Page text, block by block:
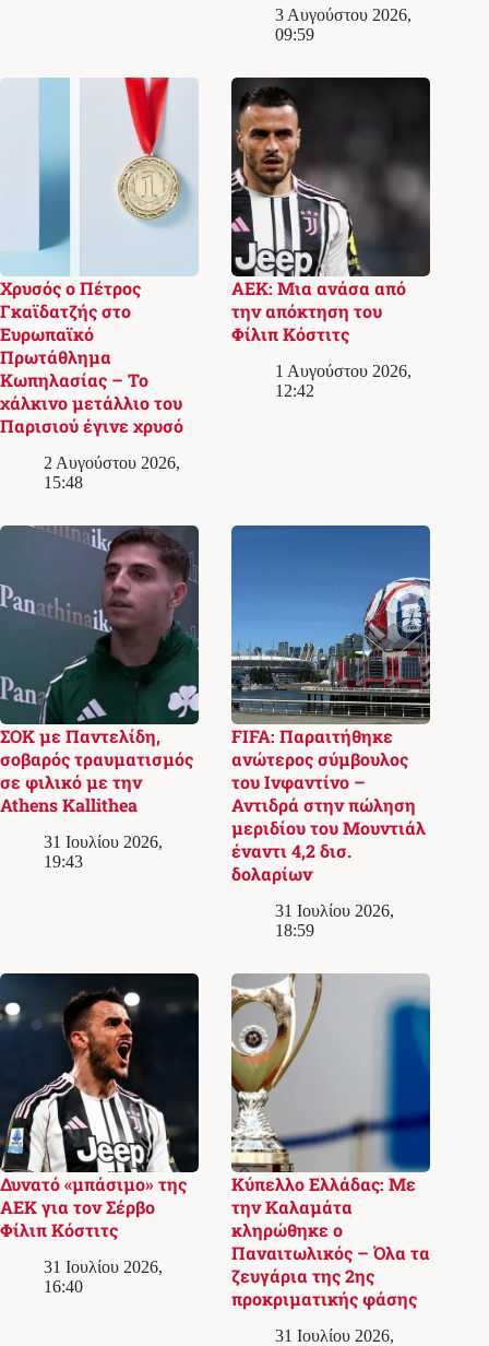
3 Αυγούστου 2026,
09:59
Χρυσός ο Πέτρος
Γκαϊδατζής στο
Ευρωπαϊκό
Πρωτάθλημα
Κωπηλασίας – Το
χάλκινο μετάλλιο του
Παρισιού έγινε χρυσό
2 Αυγούστου 2026,
15:48
ΑΕΚ: Μια ανάσα από
την απόκτηση του
Φίλιπ Κόστιτς
1 Αυγούστου 2026,
12:42
ΣΟΚ με Παντελίδη,
σοβαρός τραυματισμός
σε φιλικό με την
Athens Kallithea
31 Ιουλίου 2026,
19:43
FIFA: Παραιτήθηκε
ανώτερος σύμβουλος
του Ινφαντίνο –
Αντιδρά στην πώληση
μεριδίου του Μουντιάλ
έναντι 4,2 δισ.
δολαρίων
31 Ιουλίου 2026,
18:59
Δυνατό «μπάσιμο» της
ΑΕΚ για τον Σέρβο
Φίλιπ Κόστιτς
31 Ιουλίου 2026,
16:40
Κύπελλο Ελλάδας: Με
την Καλαμάτα
κληρώθηκε ο
Παναιτωλικός – Όλα τα
ζευγάρια της 2ης
προκριματικής φάσης
31 Ιουλίου 2026,